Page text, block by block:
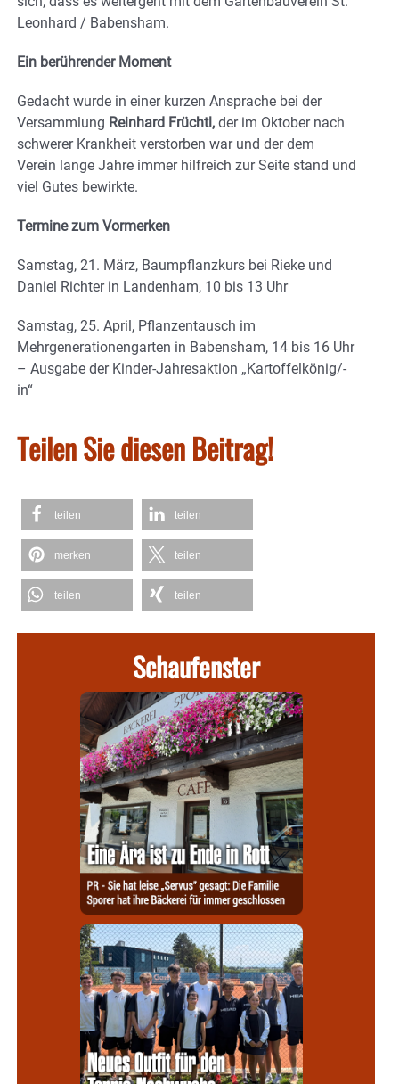
Leonhard / Babensham.
Ein berührender Moment
Gedacht wurde in einer kurzen Ansprache bei der
Versammlung Reinhard Früchtl, der im Oktober nach
schwerer Krankheit verstorben war und der dem
Verein lange Jahre immer hilfreich zur Seite stand und
viel Gutes bewirkte.
Termine zum Vormerken
Samstag, 21. März, Baumpflanzkurs bei Rieke und
Daniel Richter in Landenham, 10 bis 13 Uhr
Samstag, 25. April, Pflanzentausch im
Mehrgenerationengarten in Babensham, 14 bis 16 Uhr
– Ausgabe der Kinder-Jahresaktion „Kartoffelkönig/-
in“
Teilen Sie diesen Beitrag!
teilen teilen
merken teilen
teilen teilen
Schaufenster